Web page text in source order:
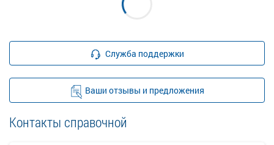
Служба поддержки
Ваши отзывы и предложения
Контакты справочной